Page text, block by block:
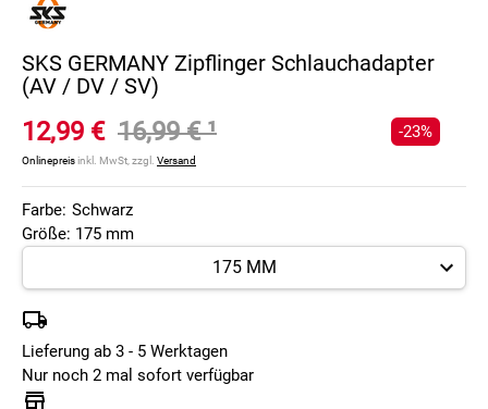
SKS GERMANY Zipflinger Schlauchadapter
(AV / DV / SV)
12,99 € 16,99 €¹
Onlinepreisinkl. MwSt, zzgl. Versand
-23%
Farbe: Schwarz
Größe: 175 mm
Lieferung ab 3 - 5 Werktagen
Nur noch 2 mal sofort verfügbar